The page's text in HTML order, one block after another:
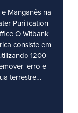
Manganês na
Purification
O Witbank
consiste em
1200
ferro e
terrestre…